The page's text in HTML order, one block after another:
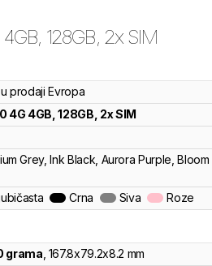
128GB, 2x SIM
u prodaji Evropa
4G 4GB, 128GB, 2x SIM
Grey, Ink Black, Aurora Purple, Bloom
Crna Siva Roze
grama 167.8x79.2x8.2 mm